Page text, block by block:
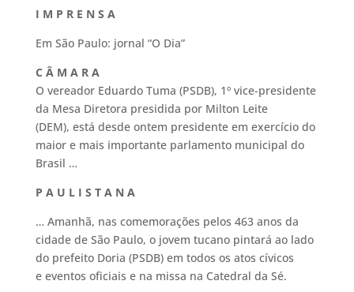
I M P R E N S A
Em São Paulo: jornal “O Dia”
C Â M A R A
O vereador Eduardo Tuma (PSDB), 1º vice-presidente
da Mesa Diretora presidida por Milton Leite
(DEM), está desde ontem presidente em exercício do
maior e mais importante parlamento municipal do
Brasil …
P A U L I S T A N A
… Amanhã, nas comemorações pelos 463 anos da
cidade de São Paulo, o jovem tucano pintará ao lado
do prefeito Doria (PSDB) em todos os atos cívicos
e eventos oficiais e na missa na Catedral da Sé.